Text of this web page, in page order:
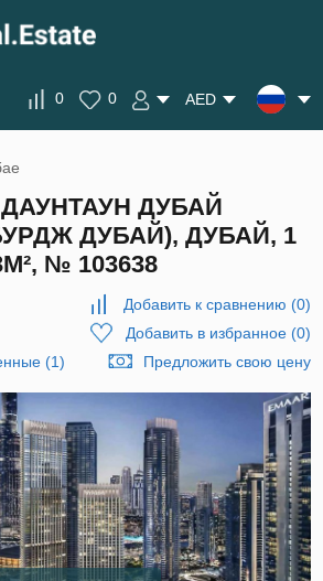
0 0 AED
ДУБАЙ
ДУБАЙ), ДУБАЙ, 1
№ 103638
Добавить к сравнению (0)
Добавить в избранное(0)
(1)
Предложить свою цену